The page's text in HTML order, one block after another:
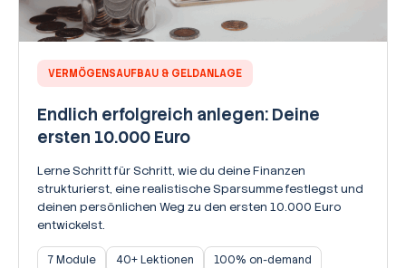
VERMÖGENSAUFBAU & GELDANLAGE
Endlich erfolgreich anlegen: Deine
ersten 10.000 Euro
Lerne Schritt für Schritt, wie du deine Finanzen
strukturierst, eine realistische Sparsumme festlegst und
deinen persönlichen Weg zu den ersten 10.000 Euro
entwickelst.
7 Module 40+ Lektionen 100% on-demand